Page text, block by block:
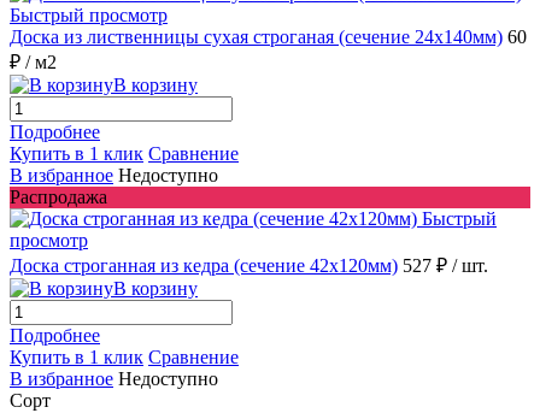
Быстрый просмотр
Доска из лиственницы сухая строганая (сечение 24x140мм) 60
₽ / м2
В корзину
Подробнее
Купить в 1 клик Сравнение
В избранное Недоступно
Распродажа
Быстрый
просмотр
Доска строганная из кедра (сечение 42x120мм) 527 ₽ / шт.
В корзину
Подробнее
Купить в 1 клик Сравнение
В избранное Недоступно
Сорт